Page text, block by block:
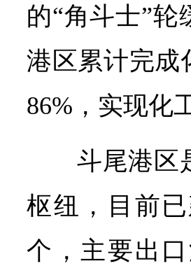
的“角斗士”
港区累计完成
86%，实现化
斗尾港区
枢纽，目前
个，主要出